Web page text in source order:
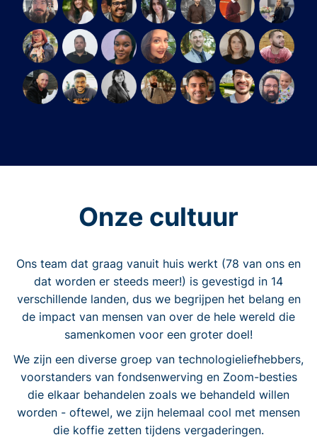
Onze cultuur
Ons team dat graag vanuit huis werkt (78 van ons en
dat worden er steeds meer!) is gevestigd in 14
verschillende landen, dus we begrijpen het belang en
de impact van mensen van over de hele wereld die
samenkomen voor een groter doel!
We zijn een diverse groep van technologieliefhebbers,
voorstanders van fondsenwerving en Zoom-besties
die elkaar behandelen zoals we behandeld willen
worden - oftewel, we zijn helemaal cool met mensen
die koffie zetten tijdens vergaderingen.